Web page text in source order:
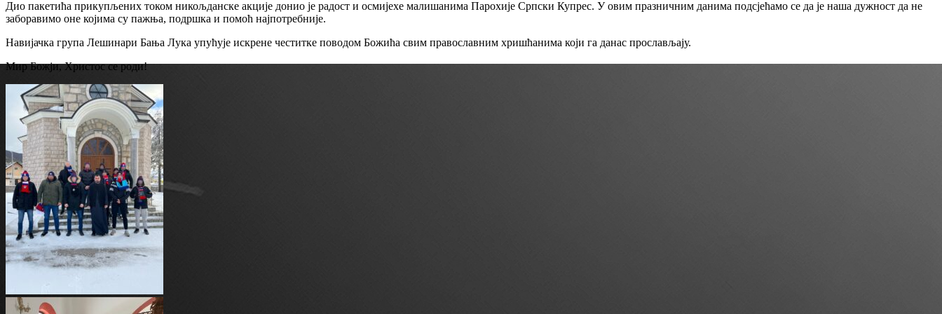
Дио пакетића прикупљених током никољданске акције донио је радост и осмијехе малишанима Парохије Српски Купрес. У овим празничним данима подсјећамо се да је наша дужност да не
заборавимо оне којима су пажња, подршка и помоћ најпотребније.
Навијачка група Лешинари Бања Лука упућује искрене честитке поводом Божића свим православним хришћанима који га данас прослављају.
Мир Божји, Христос се роди!